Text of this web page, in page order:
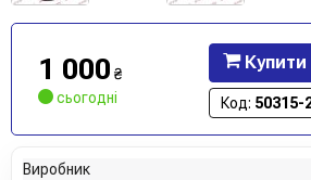
1 000 ₴
сьогодні
Купити
Код: 50315-
Виробник